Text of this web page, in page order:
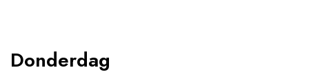
Donderdag